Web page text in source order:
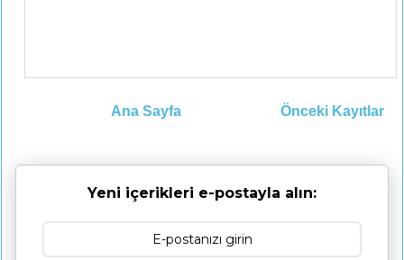
Önceki Kayıtlar
Ana Sayfa
Yeni içerikleri e-postayla alın: